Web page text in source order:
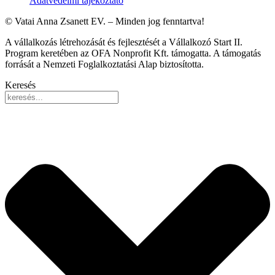
© Vatai Anna Zsanett EV. – Minden jog fenntartva!
A vállalkozás létrehozását és fejlesztését a Vállalkozó Start II.
Program keretében az OFA Nonprofit Kft. támogatta. A támogatás
forrását a Nemzeti Foglalkoztatási Alap biztosította.
Keresés